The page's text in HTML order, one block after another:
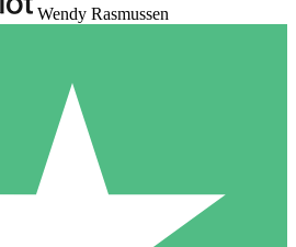
Wendy Rasmussen